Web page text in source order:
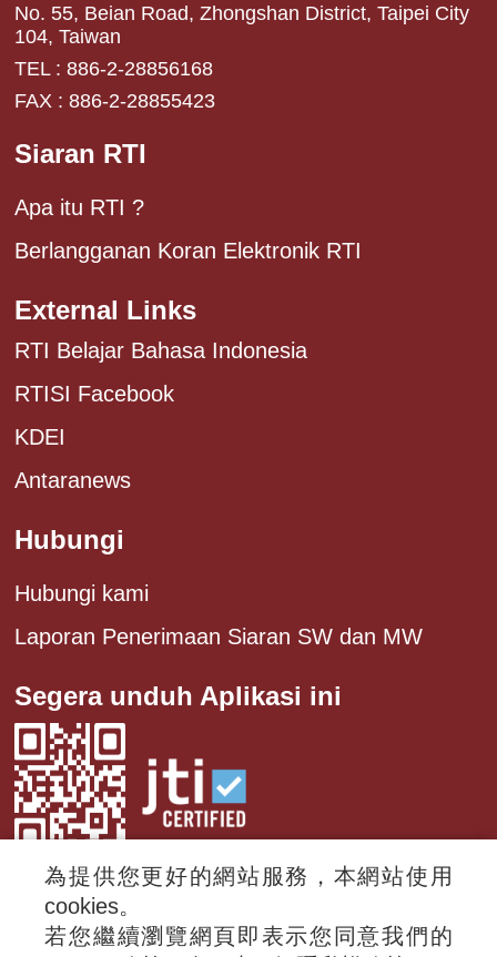
No. 55, Beian Road, Zhongshan District, Taipei City
104, Taiwan
TEL : 886-2-28856168
FAX : 886-2-28855423
Siaran RTI
Apa itu RTI ?
Berlangganan Koran Elektronik RTI
External Links
RTI Belajar Bahasa Indonesia
RTISI Facebook
KDEI
Antaranews
Hubungi
Hubungi kami
Laporan Penerimaan Siaran SW dan MW
Segera unduh Aplikasi ini
© 2024 RTI (Radio Taiwan International).
為提供您更好的網站服務，本網站使用
cookies。
若您繼續瀏覽網頁即表示您同意我們的